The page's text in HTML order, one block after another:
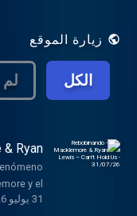
زيارة الموقع
الكل لم
Ryan
07/26
y el
grabado
31 يوليو 2026